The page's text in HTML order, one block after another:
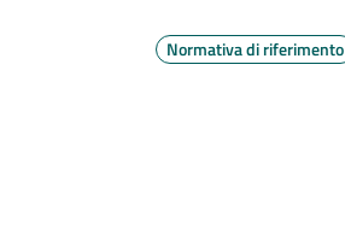
Normativa di riferimento